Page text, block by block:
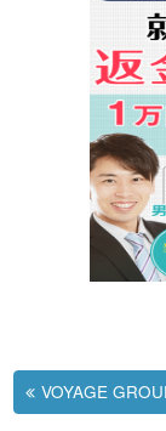
VOYAGE